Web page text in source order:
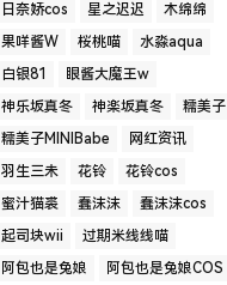
日奈娇cos
星之迟迟
木绵绵
果咩酱W
桜桃喵
水淼aqua
白银81
眼酱大魔王w
神乐坂真冬
神楽坂真冬
糯美子
糯美子MINIBabe
网红资讯
羽生三未
花铃
花铃cos
蜜汁猫裘
蠢沫沫
蠢沫沫cos
起司块wii
过期米线线喵
阿包也是兔娘
阿包也是兔娘COS